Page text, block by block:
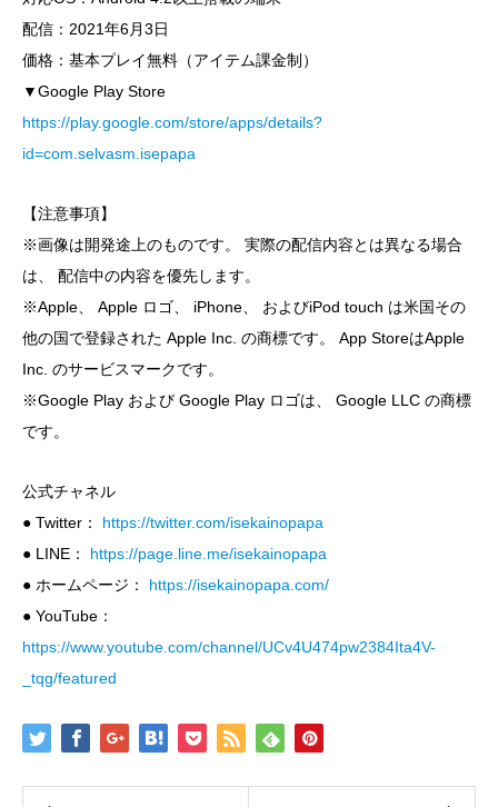
配信：2021年6月3日
価格：基本プレイ無料（アイテム課金制）
▼Google Play Store
https://play.google.com/store/apps/details?
id=com.selvasm.isepapa
【注意事項】
※画像は開発途上のものです。 実際の配信内容とは異なる場合
は、 配信中の内容を優先します。
※Apple、 Apple ロゴ、 iPhone、 およびiPod touch は米国その
他の国で登録された Apple Inc. の商標です。 App StoreはApple
Inc. のサービスマークです。
※Google Play および Google Play ロゴは、 Google LLC の商標
です。
公式チャネル
● Twitter： https://twitter.com/isekainopapa
● LINE： https://page.line.me/isekainopapa
● ホームページ： https://isekainopapa.com/
● YouTube：
https://www.youtube.com/channel/UCv4U474pw2384Ita4V-
_tqg/featured